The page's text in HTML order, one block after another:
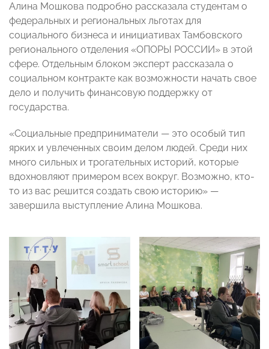
Алина Мошкова подробно рассказала студентам о
федеральных и региональных льготах для
социального бизнеса и инициативах Тамбовского
регионального отделения «ОПОРЫ РОССИИ» в этой
сфере. Отдельным блоком эксперт рассказала о
социальном контракте как возможности начать свое
дело и получить финансовую поддержку от
государства.
«Социальные предприниматели — это особый тип
ярких и увлеченных своим делом людей. Среди них
много сильных и трогательных историй, которые
вдохновляют примером всех вокруг. Возможно, кто-
то из вас решится создать свою историю» —
завершила выступление Алина Мошкова.